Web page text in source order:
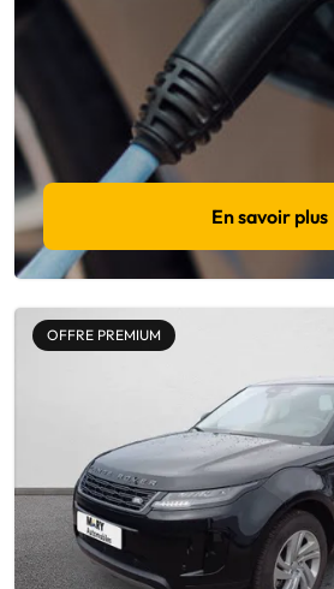
En savoir plus
OFFRE PREMIUM